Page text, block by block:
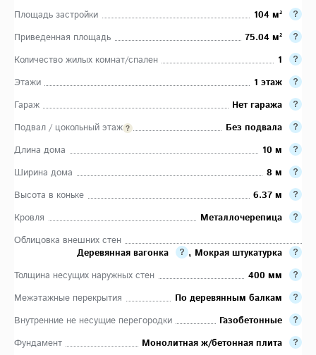
Площадь застройки
104 м²
Приведенная площадь
75.04 м²
Количество жилых комнат/спален
1
Этажи
1 этаж
Гараж
Нет гаража
Подвал / цокольный этаж
Без подвала
Длина дома
10 м
Ширина дома
8 м
Высота в коньке
6.37 м
Кровля
Металлочерепица
Облицовка внешних стен
Деревянная вагонка
, Мокрая штукатурка
Толщина несущих наружных стен
400 мм
Межэтажные перекрытия
По деревянным балкам
Внутренние не несущие перегородки
Газобетонные
Фундамент
Монолитная ж/бетонная плита